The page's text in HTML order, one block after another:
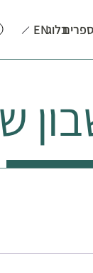
בלוגEN